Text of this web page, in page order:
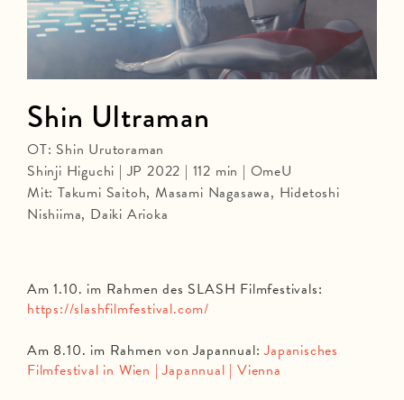
Am 1.10. im Rahmen des SLASH Filmfestivals:
https://slashfilmfestival.com/
Am 8.10. im Rahmen von Japannual:Japanisches
Filmfestival in Wien | Japannual | Vienna
Shin Ultraman
OT: Shin Urutoraman
Shinji Higuchi | JP 2022 | 112 min | OmeU
Mit: Takumi Saitoh, Masami Nagasawa, Hidetoshi
Nishiima, Daiki Arioka